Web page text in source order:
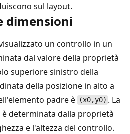
sul layout.
dimensioni
un controllo in un
dal valore della proprietà
superiore sinistro della
della posizione in alto a
padre è
(x0,y0) . La
determinata dalla proprietà
e l'altezza del controllo.